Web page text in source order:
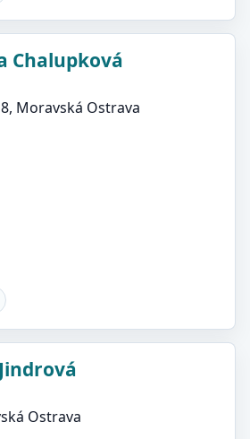
Chalupková
Moravská Ostrava
Ostrava